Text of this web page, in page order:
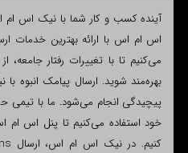
آینده کسب و کار شما با نیک اس
اس ام اس با ارائه بهترین خدمات
می‌کنیم تا با تغییرات رفتار
بهره‌مند شوید. ارسال پیامک
پیچیدگی انجام می‌شود. ما با تیمی
خود استفاده می‌کنیم تا پنل اس ام